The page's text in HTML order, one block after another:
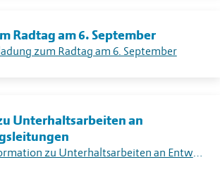
Radtag am 6. September
zum Radtag am 6. September
Unterhaltsarbeiten an
weiterlesen: Information zu Unterhaltsarbeiten an Entwässerungsleitungen